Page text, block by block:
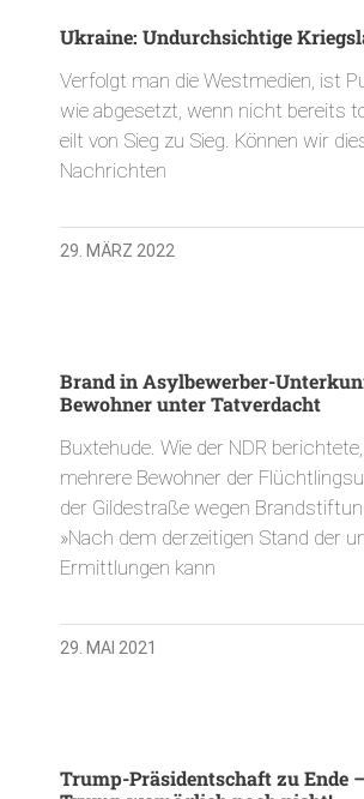
Ukraine: Undurchsichtige
Verfolgt man die Westmedien, ist
wie abgesetzt, wenn nicht bereits
eilt von Sieg zu Sieg. Können wir
Nachrichten
29. MÄRZ 2022
Brand in Asylbewerber-
Bewohner unter Tatverdacht
Buxtehude. Wie der NDR
mehrere Bewohner der
der Gildestraße wegen
»Nach dem derzeitigen Stand der
Ermittlungen kann
29. MAI 2021
Trump-Präsidentschaft zu Ende